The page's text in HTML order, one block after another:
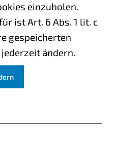
einzuholen.
ist Art. 6 Abs. 1 lit. c
gespeicherten
ändern.